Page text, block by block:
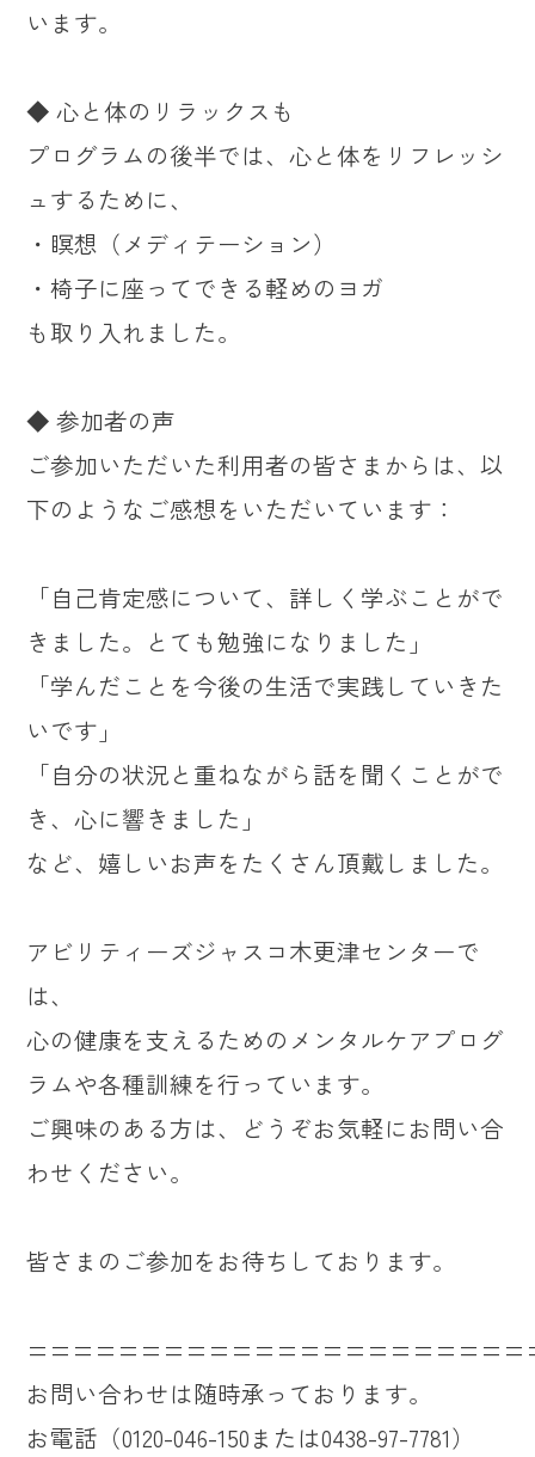
います。
◆ 心と体のリラックスも
プログラムの後半では、心と体をリフレッシ
ュするために、
・瞑想（メディテーション）
・椅子に座ってできる軽めのヨガ
も取り入れました。
◆ 参加者の声
ご参加いただいた利用者の皆さまからは、以
下のようなご感想をいただいています：
「自己肯定感について、詳しく学ぶことがで
きました。とても勉強になりました」
「学んだことを今後の生活で実践していきた
いです」
「自分の状況と重ねながら話を聞くことがで
き、心に響きました」
など、嬉しいお声をたくさん頂戴しました。
アビリティーズジャスコ木更津センターで
は、
心の健康を支えるためのメンタルケアプログ
ラムや各種訓練を行っています。
ご興味のある方は、どうぞお気軽にお問い合
わせください。
皆さまのご参加をお待ちしております。
お問い合わせは随時承っております。
お電話（0120-046-150または0438-97-7781）